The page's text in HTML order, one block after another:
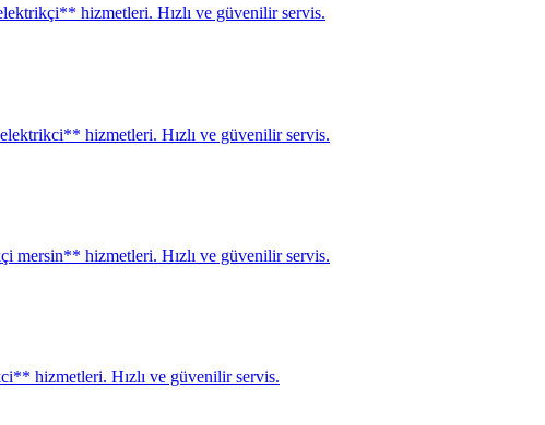
hizmetleri. Hızlı ve güvenilir servis.
hizmetleri. Hızlı ve güvenilir servis.
mersin** hizmetleri. Hızlı ve güvenilir servis.
hizmetleri. Hızlı ve güvenilir servis.